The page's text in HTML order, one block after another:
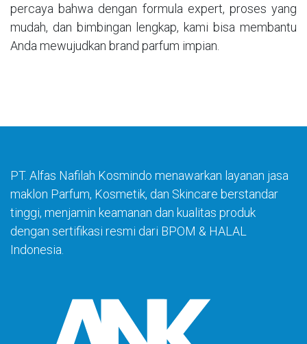
percaya bahwa dengan formula expert, proses yang
mudah, dan bimbingan lengkap, kami bisa membantu
Anda mewujudkan brand parfum impian.
PT. Alfas Nafilah Kosmindo menawarkan layanan jasa
maklon Parfum, Kosmetik, dan Skincare berstandar
tinggi, menjamin keamanan dan kualitas produk
dengan sertifikasi resmi dari BPOM & HALAL
Indonesia.